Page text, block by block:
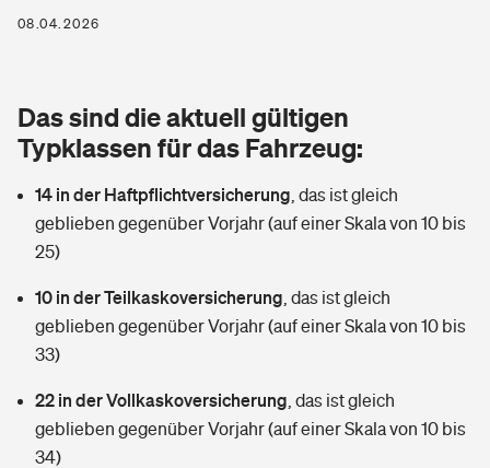
Zur Übersicht
Tools
Wer versichert was: Jetzt Versicherer finden
Sie haben Fragen?
Glasversicherung
Mietkautionsversicherung
Restkreditversicherung
Zur Übersicht
Tools
Kinderunfall­ver­si­che­rung
Kinderinvalidität
Hundehalter-Haftpflicht
Handyversicherung
Private Krankenversicherung
Dread-Disease-Versicherung
Tierkrankenversicherung
Zur Übersicht
Tools
Wer versichert was: Jetzt Versicherer finden
Sie haben Fragen?
08.04.2026
Das sind die aktuell gültigen
Typklassen für das Fahrzeug:
14 in der Haftpflichtversicherung das ist gleich
geblieben gegenüber Vorjahr (auf einer Skala von 10 bis
25)
10 in der Teilkaskoversicherung das ist gleich
geblieben gegenüber Vorjahr (auf einer Skala von 10 bis
33)
22 in der Vollkaskoversicherung das ist gleich
geblieben gegenüber Vorjahr (auf einer Skala von 10 bis
34)